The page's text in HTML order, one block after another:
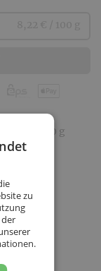
für ca. 500 g
zu